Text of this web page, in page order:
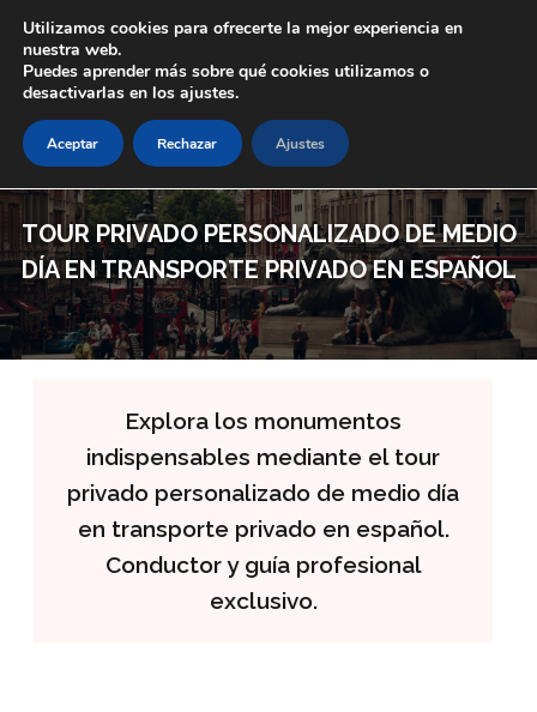
TOUR PRIVADO PERSONALIZADO DE MEDIO
DÍA EN TRANSPORTE PRIVADO EN ESPAÑOL
Explora los monumentos
indispensables mediante el tour
privado personalizado de medio día
en transporte privado en español.
Conductor y guía profesional
exclusivo.
Utilizamos cookies para ofrecerte la mejor experiencia en
nuestra web.
Puedes aprender más sobre qué cookies utilizamos o
desactivarlas en los ajustes.
Aceptar Rechazar Ajustes